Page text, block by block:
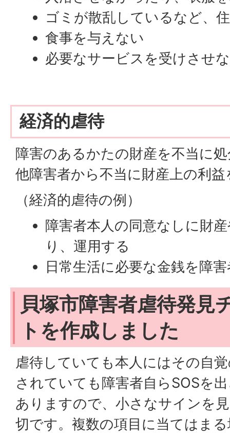
ゴミが散乱しているなど、
食事を与えない
必要なサービスを受けさせ
経済的虐待
障害のあるかたの財産を不当に
他障害者から不当に財産上の利
（経済的虐待の例）
障害者本人の同意なしに財
り、運用する
日常生活に必要な金銭を障
貝塚市障害者虐待発見
トを作成しました
虐待していても本人にはその自
されていても障害者自らSOSを
ありますので、小さなサインを
切です。複数の項目に当てはま